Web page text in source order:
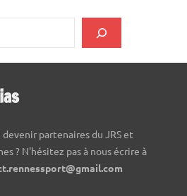
partenaires du JRS et
? N'hésitez pas à nous écrire à